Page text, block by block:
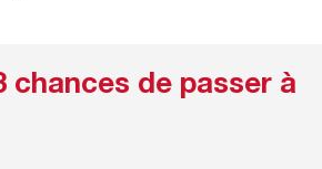
chances de passer à